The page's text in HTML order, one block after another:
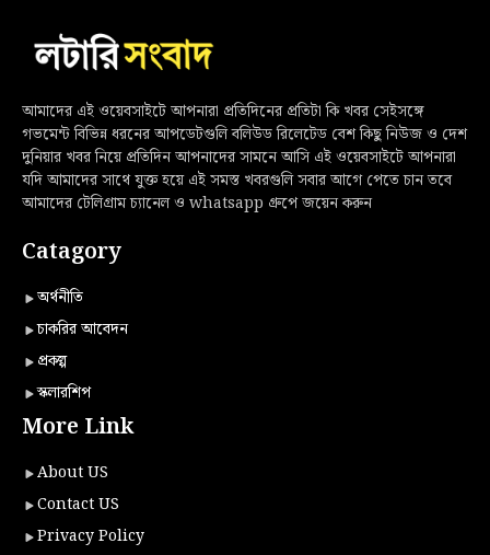
আমাদের এই ওয়েবসাইটে আপনারা প্রতিদিনের প্রতিটা কি খবর সেইসঙ্গে
গভমেন্ট বিভিন্ন ধরনের আপডেটগুলি বলিউড রিলেটেড বেশ কিছু নিউজ ও দেশ
দুনিয়ার খবর নিয়ে প্রতিদিন আপনাদের সামনে আসি এই ওয়েবসাইটে আপনারা
যদি আমাদের সাথে যুক্ত হয়ে এই সমস্ত খবরগুলি সবার আগে পেতে চান তবে
আমাদের টেলিগ্রাম চ্যানেল ও whatsapp গ্রুপে জয়েন করুন
Catagory
অর্থনীতি
চাকরির আবেদন
প্রকল্প
স্কলারশিপ
More Link
About US
Contact US
Privacy Policy